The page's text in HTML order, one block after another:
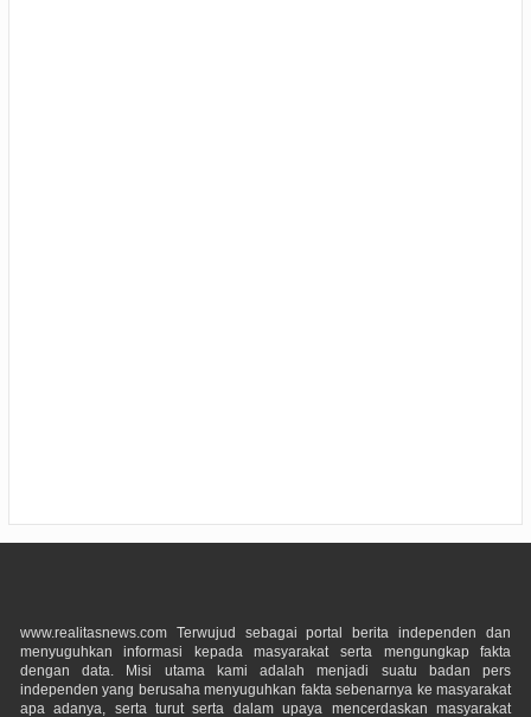
www.realitasnews.com Terwujud sebagai portal berita independen dan
menyuguhkan informasi kepada masyarakat serta mengungkap fakta
dengan data. Misi utama kami adalah menjadi suatu badan pers
independen yang berusaha menyuguhkan fakta sebenarnya ke masyarakat
apa adanya, serta turut serta dalam upaya mencerdaskan masyarakat